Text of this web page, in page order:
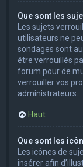
Que sont les
Les sujets
utilisateurs ne
sondages sont
être verrouillés
forum pour de
verrouiller vos
administrateurs.
Haut
Que sont les
Les icônes de
insérer afin